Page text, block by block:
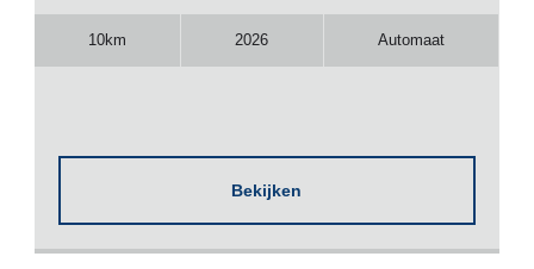
10km 2026 Automaat
Bekijken